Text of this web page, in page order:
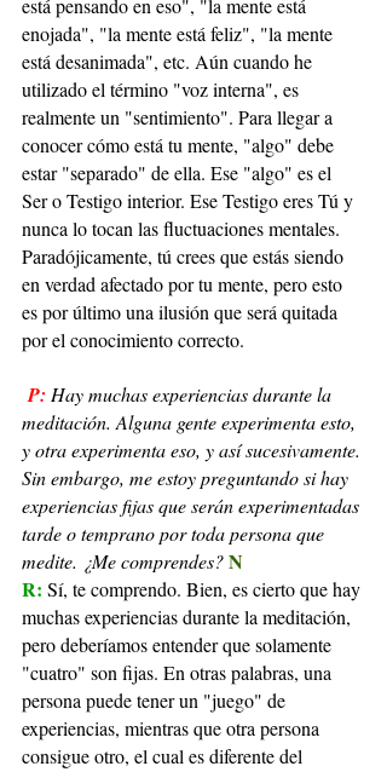
está pensando en eso", "la mente está
enojada", "la mente está feliz", "la mente
está desanimada", etc. Aún cuando he
utilizado el término "voz interna", es
realmente un "sentimiento". Para llegar a
conocer cómo está tu mente, "algo" debe
estar "separado" de ella. Ese "algo" es el
Ser o Testigo interior. Ese Testigo eres Tú y
nunca lo tocan las fluctuaciones mentales.
Paradójicamente, tú crees que estás siendo
en verdad afectado por tu mente, pero esto
es por último una ilusión que será quitada
por el conocimiento correcto.
P: Hay muchas experiencias durante la
meditación. Alguna gente experimenta esto,
y otra experimenta eso, y así sucesivamente.
Sin embargo, me estoy preguntando si hay
experiencias fijas que serán experimentadas
tarde o temprano por toda persona que
medite. ¿Me comprendes?N
R: Sí, te comprendo. Bien, es cierto que hay
muchas experiencias durante la meditación,
pero deberíamos entender que solamente
"cuatro" son fijas. En otras palabras, una
persona puede tener un "juego" de
experiencias, mientras que otra persona
consigue otro, el cual es diferente del